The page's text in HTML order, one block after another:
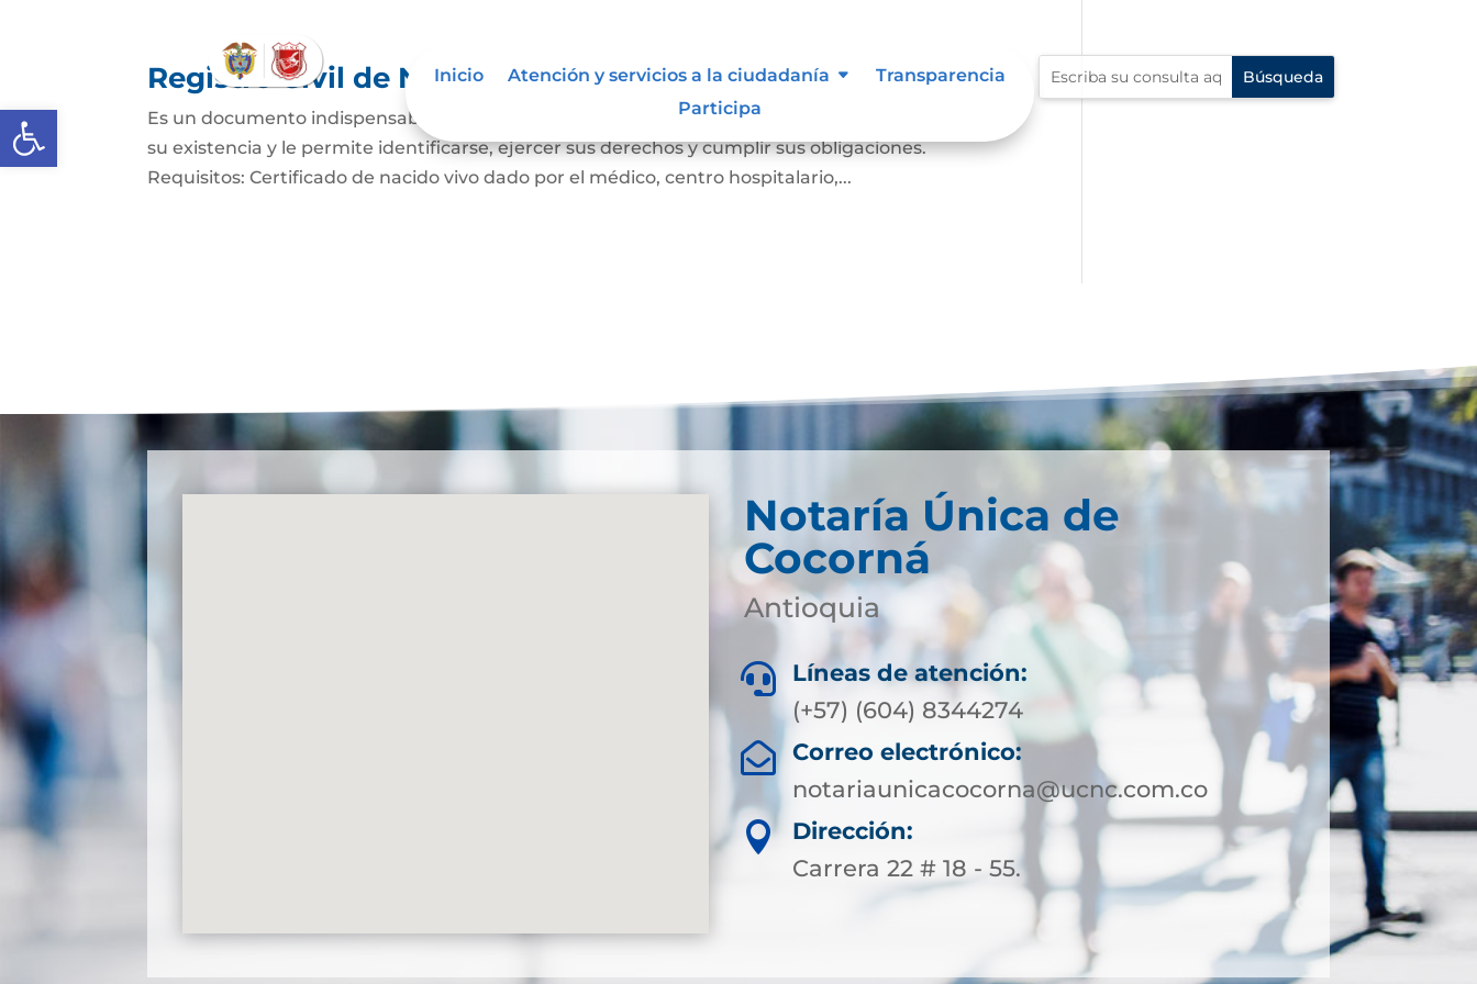
Abrir barra de herramientas
Inicio Atención y servicios a la ciudadanía
Transparencia
Participa
Registro Civil de Nacimiento
Es un documento indispensable mediante el cual la persona prueba ante la familia y la sociedad
su existencia y le permite identificarse, ejercer sus derechos y cumplir sus obligaciones.
Requisitos: Certificado de nacido vivo dado por el médico, centro hospitalario,...
Notaría Única de
Cocorná
Antioquia

Líneas de atención:
(+57) (604) 8344274

Correo electrónico:
notariaunicacocorna@ucnc.com.co

Dirección:
Carrera 22 # 18 - 55.